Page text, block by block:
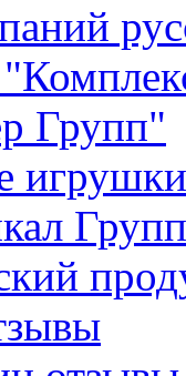
Групп"
игрушки
Групп